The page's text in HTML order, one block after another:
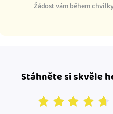
Žádost vám během
Stáhněte si skvěle